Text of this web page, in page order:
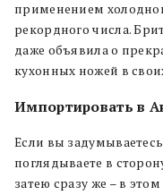
применением
рекордного числа.
даже объявила о
кухонных ножей в
Импортировать в
Если вы
поглядываете в
затею сразу же – в